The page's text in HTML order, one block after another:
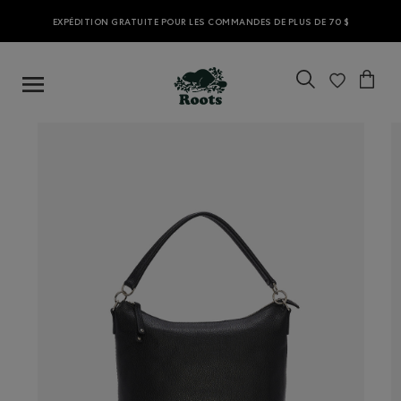
EXPÉDITION GRATUITE POUR LES COMMANDES DE PLUS DE 70 $